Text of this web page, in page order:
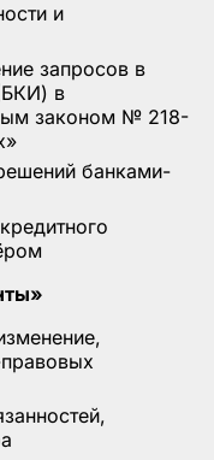
и
запросов в
в
законом № 218-
банками-